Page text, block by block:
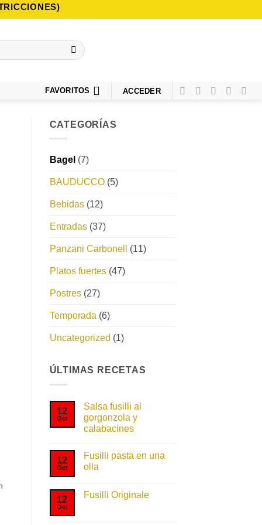
FAVORITOS ACCEDER
CATEGORÍAS
Bagel (7)
BAUDUCCO(5)
Bebidas(12)
Entradas(37)
Panzani Carbonell (11)
Platos fuertes(47)
Postres(27)
Temporada (6)
Uncategorized (1)
ÚLTIMAS RECETAS
12
Oct
Salsa fusilli al
gorgonzola y
calabacines
comentarios
Salsa
gorgonzola
12
Oct
Fusilli pasta en una
olla
comentarios
12
Oct
Fusilli Originale